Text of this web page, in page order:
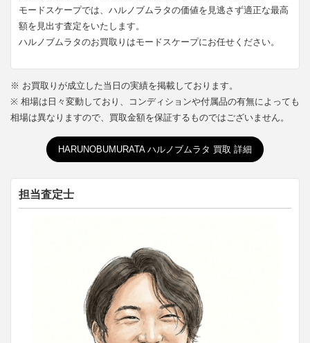
モードスケープでは、ハルノブムラタの価値を見逃さず適正な最高
額を見出す査定をいたします。
ハルノブムラタのお買取りはモードスケープにお任せください。
※ お買取りが成立した当日の実績を掲載しております。
※ 相場は日々変動しており、コンディションや付属品の有無によっても
相場は異なりますので、買取金額を保証するものではございません。
HARUNOBUMURATA ハルノブムラタ 買取 詳細
担当査定士